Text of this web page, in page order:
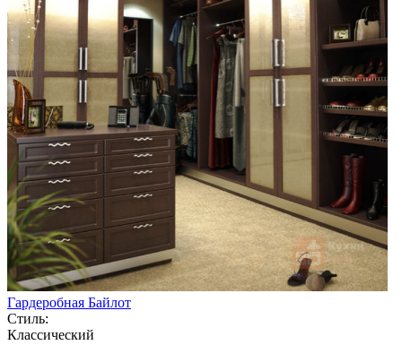
Гардеробная Байлот
Стиль:
Классический